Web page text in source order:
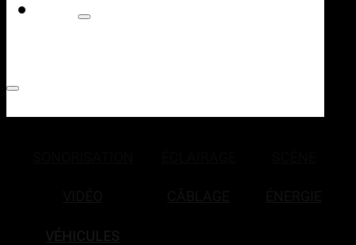
VÉHICULES